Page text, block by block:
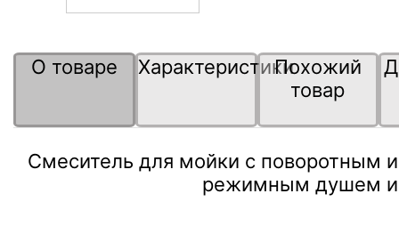
О товаре ХарактеристикиПохожий
товар
Смеситель для мойки с поворотным
режимным душем